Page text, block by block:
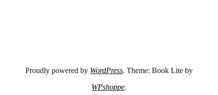
Proudly powered by WordPress. Theme: Book Lite by
WPshoppe.